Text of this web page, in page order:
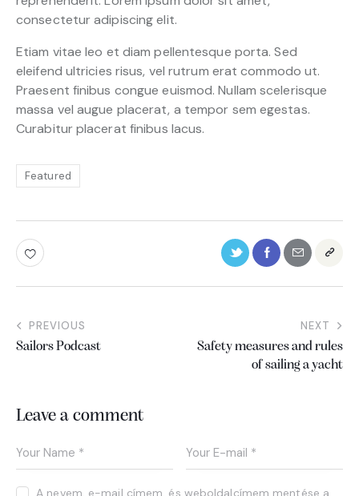
consectetur adipiscing elit.
Etiam vitae leo et diam pellentesque porta. Sed
eleifend ultricies risus, vel rutrum erat commodo ut.
Praesent finibus congue euismod. Nullam scelerisque
massa vel augue placerat, a tempor sem egestas.
Curabitur placerat finibus lacus.
Featured
PREVIOUS
Sailors Podcast
NEXT
Safety measures and rules
of sailing a yacht
Leave a comment
A nevem, e-mail címem, és weboldalcímem mentése a